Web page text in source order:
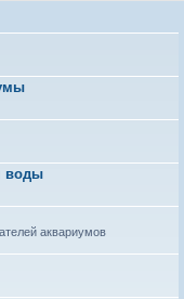
воды
аквариумов